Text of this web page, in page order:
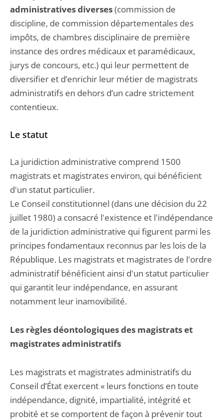
administratives diverses(commission de
discipline, de commission départementales des
impôts, de chambres disciplinaire de première
instance des ordres médicaux et paramédicaux,
jurys de concours, etc.) qui leur permettent de
diversifier et d’enrichir leur métier de magistrats
administratifs en dehors d’un cadre strictement
contentieux.
Le statut
La juridiction administrative comprend 1500
magistrats et magistrates environ, qui bénéficient
d'un statut particulier.
Le Conseil constitutionnel (dans une décision du 22
juillet 1980) a consacré l'existence et l'indépendance
de la juridiction administrative qui figurent parmi les
principes fondamentaux reconnus par les lois de la
République. Les magistrats et magistrates de l'ordre
administratif bénéficient ainsi d'un statut particulier
qui garantit leur indépendance, en assurant
notamment leur inamovibilité.
Les règles déontologiques des magistrats et
magistrates administratifs
Les magistrats et magistrates administratifs du
Conseil d’État exercent « leurs fonctions en toute
indépendance, dignité, impartialité, intégrité et
probité et se comportent de façon à prévenir tout